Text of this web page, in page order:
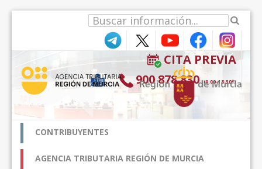
CITA PREVIA
900 878 830 (9:00-18:30*)
CONTRIBUYENTES
AGENCIA TRIBUTARIA REGIÓN DE MURCIA